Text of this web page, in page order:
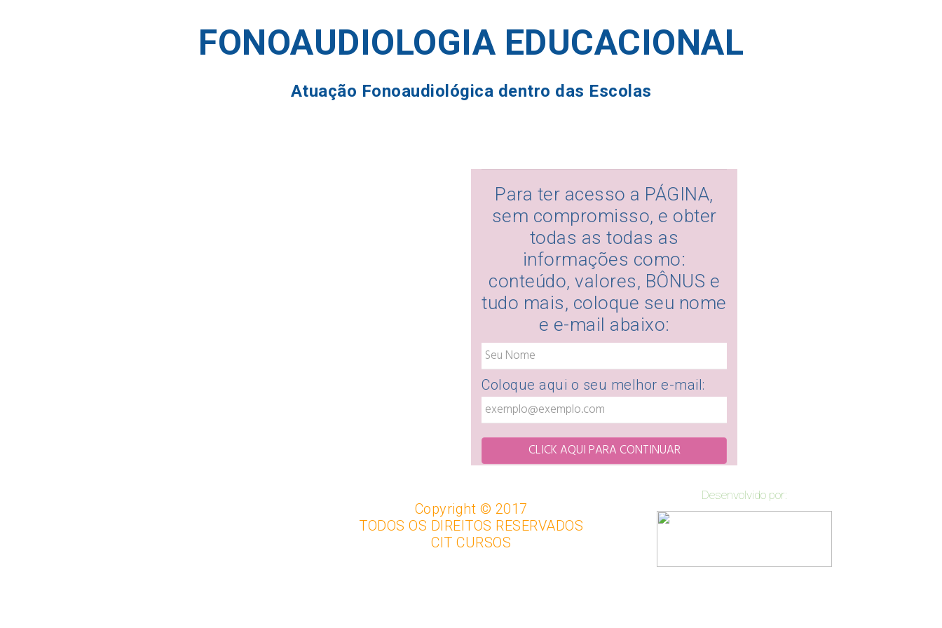
FONOAUDIOLOGIA EDUCACIONAL
Atuação Fonoaudiológica dentro das Escolas
Para ter acesso a PÁGINA,
sem compromisso, e obter
todas as todas as
informações como:
conteúdo, valores, BÔNUS e
tudo mais, coloque seu nome
e e-mail abaixo:
Coloque aqui o seu melhor e-mail:
CLICK AQUI PARA CONTINUAR
Copyright © 2017
TODOS OS DIREITOS RESERVADOS
CIT CURSOS
Desenvolvido por: